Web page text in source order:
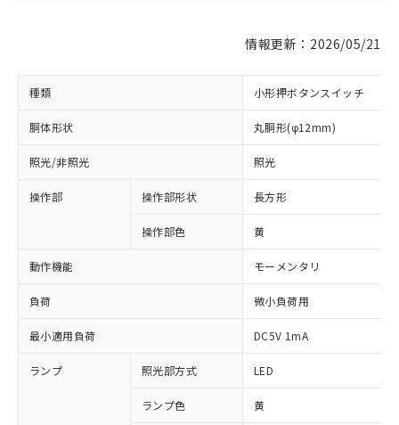
情報更新：2026/05/21
種類 小形押ボタンスイッチ
胴体形状 丸胴形(φ12mm)
照光/非照光 照光
操作部 操作部形状 長方形
操作部色 黄
動作機能 モーメンタリ
負荷 微小負荷用
最小適用負荷 DC5V 1mA
ランプ 照光部方式 LED
ランプ色 黄